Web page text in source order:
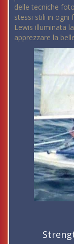
delle tecniche
stessi stili in ogni
Lewis illuminata
apprezzare la